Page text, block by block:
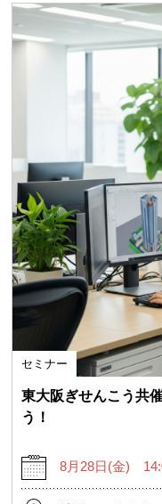
セミナー
東大阪ぎせんこう共
う！
8月28日(金)